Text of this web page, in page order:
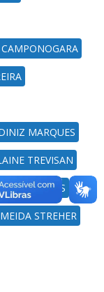
MARQUES
TREVISAN
SOARES
STREHER